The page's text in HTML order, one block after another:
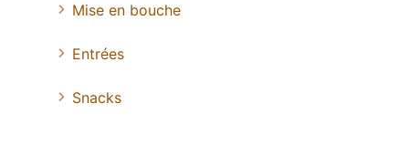
Mise en bouche
Entrées
Snacks